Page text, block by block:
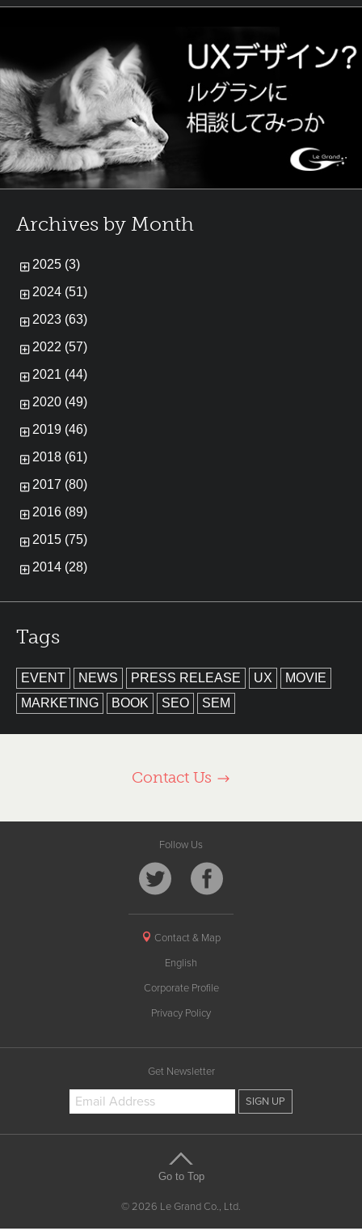
Archives by Month
2025 (3)
2024 (51)
2023 (63)
2022 (57)
2021 (44)
2020 (49)
2019 (46)
2018 (61)
2017 (80)
2016 (89)
2015 (75)
2014 (28)
Tags
EVENT NEWS PRESS RELEASE UX
MOVIE
MARKETING
BOOK SEO SEM
Contact Us
Follow Us
Contact & Map
English
Corporate Profile
Privacy Policy
Get Newsletter
Go to Top
© 2026 Le Grand Co., Ltd.